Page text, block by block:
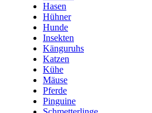
Hasen
Hühner
Hunde
Insekten
Känguruhs
Katzen
Kühe
Mäuse
Pferde
Pinguine